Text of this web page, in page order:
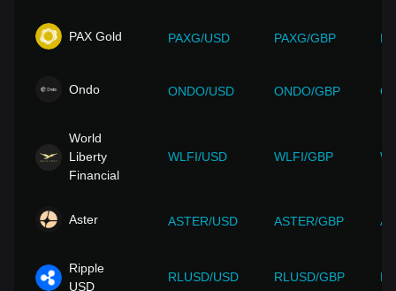
PAX Gold PAXG/USD PAXG/GBP
Ondo ONDO/USD ONDO/GBP
World
Liberty
Financial
WLFI/USD WLFI/GBP
Aster ASTER/USD ASTER/GBP
Ripple
USD
RLUSD/USD RLUSD/GBP